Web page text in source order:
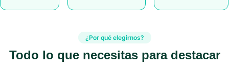
¿Por qué elegirnos?
Todo lo que necesitas para destacar